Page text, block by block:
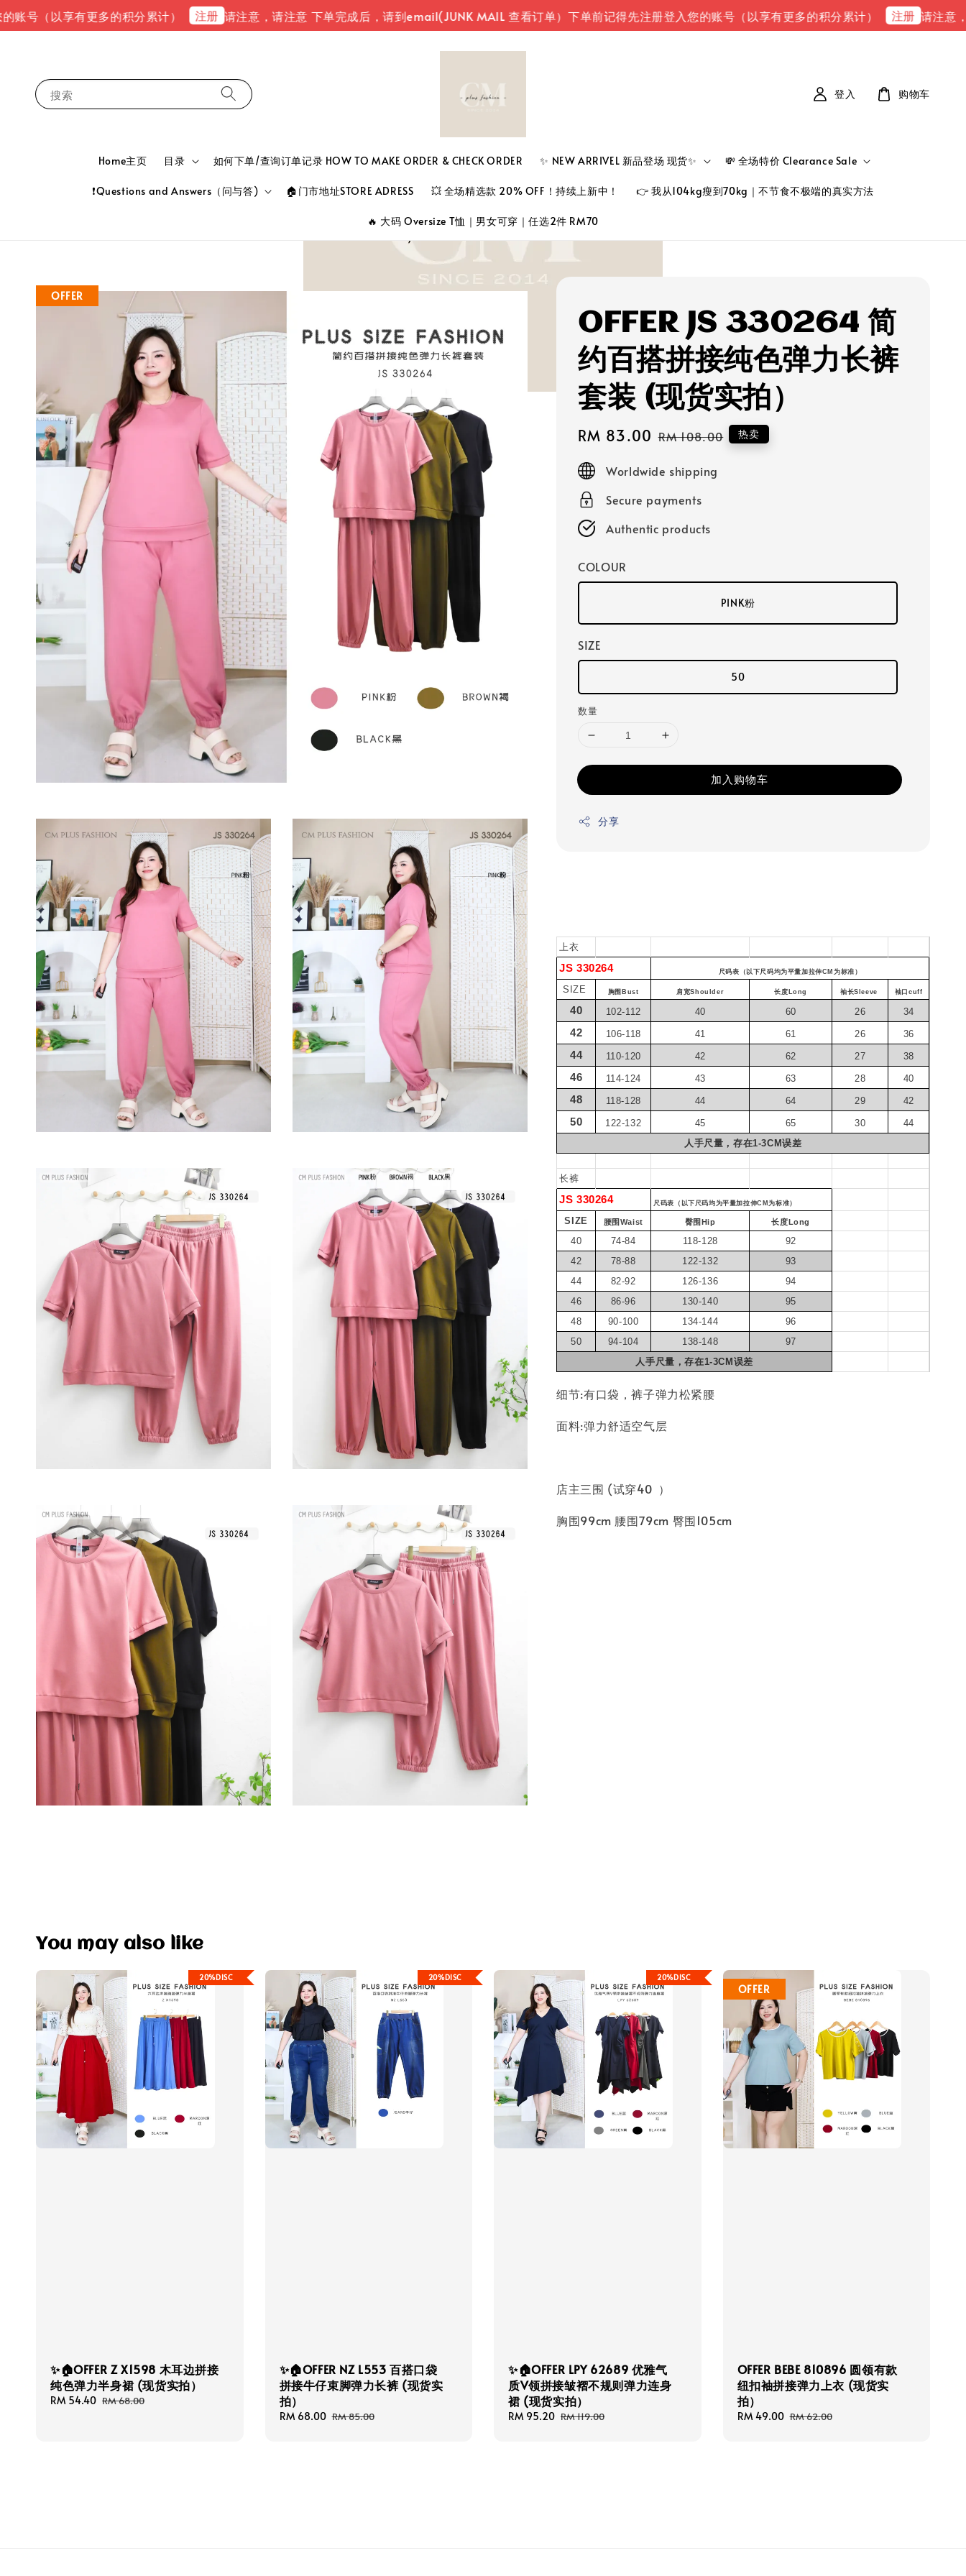
（以享有更多的积分累计） 注册 请注意，请注意 下单完成后，请到email(JUNK MAIL 查看订单）下单前记得先注册登入您的账号（以享有更多的积分累计） 注册 请注意，请
搜索
Home主页 目录 如何下单/查询订单记录 HOW TO MAKE ORDER & CHECK ORDER ✨ NEW ARRIVEL 新品登场 现货✨ 💸 全场特价 Clearance Sale
❗Questions and Answers（问与答) 🏠门市地址STORE ADRESS 💥 全场精选款 20% OFF！持续上新中！ 👉 我从104kg瘦到70kg｜不节食不极端的真实方法
🔥 大码 Oversize T恤｜男女可穿｜任选2件 RM70
登入 购物车
OFFER
OFFER JS 330264 简
约百搭拼接纯色弹力长裤
套装 (现货实拍）
Sale
price
RM 83.00 Regular
RM 108.00 热卖
Worldwide shipping
Secure payments
Authentic products
COLOUR
PINK粉
SIZE
50
数量
加入购物车
分享
上衣
JS 330264 尺码表（以下尺码均为平量加拉伸CM为标准）
SIZE 胸围Bust 肩宽Shoulder 长度Long 袖长Sleeve 袖口cuff
40 102-112 40 60 26 34
42 106-118 41 61 26 36
44 110-120 42 62 27 38
46 114-124 43 63 28 40
48 118-128 44 64 29 42
50 122-132 45 65 30
44
人手尺量，存在1-3CM误差
长裤
JS 330264 尺码表（以下尺码均为平量加拉伸CM为标准）
SIZE 腰围Waist 臀围Hip 长度Long
40 74-84 118-128
92
42
78-88 122-132
93
44
82-92 126-136
94
46
86-96 130-140
95
48
90-100 134-144
96
50
94-104 138-148
97
人手尺量，存在1-3CM误差
细节:有口袋，裤子弹力松紧腰
面料:弹力舒适空气层
店主三围 (试穿40 ）
胸围99cm 腰围79cm 臀围105cm
You may also like
20%DISC
✨🏠OFFER Z X1598 木耳边拼接
纯色弹力半身裙 (现货实拍）
Sale
RM 54.40 Regular
RM 68.00
20%DISC
✨🏠OFFER NZ L553 百搭口袋
拼接牛仔束脚弹力长裤 (现货实
拍）
Sale
RM 68.00 Regular
RM 85.00
20%DISC
✨🏠OFFER LPY 62689 优雅气
质V领拼接皱褶不规则弹力连身
裙 (现货实拍）
Sale
RM 95.20 Regular
RM 119.00
OFFER
OFFER BEBE 810896 圆领有款
纽扣袖拼接弹力上衣 (现货实
拍）
Sale
RM 49.00 Regular
RM 62.00